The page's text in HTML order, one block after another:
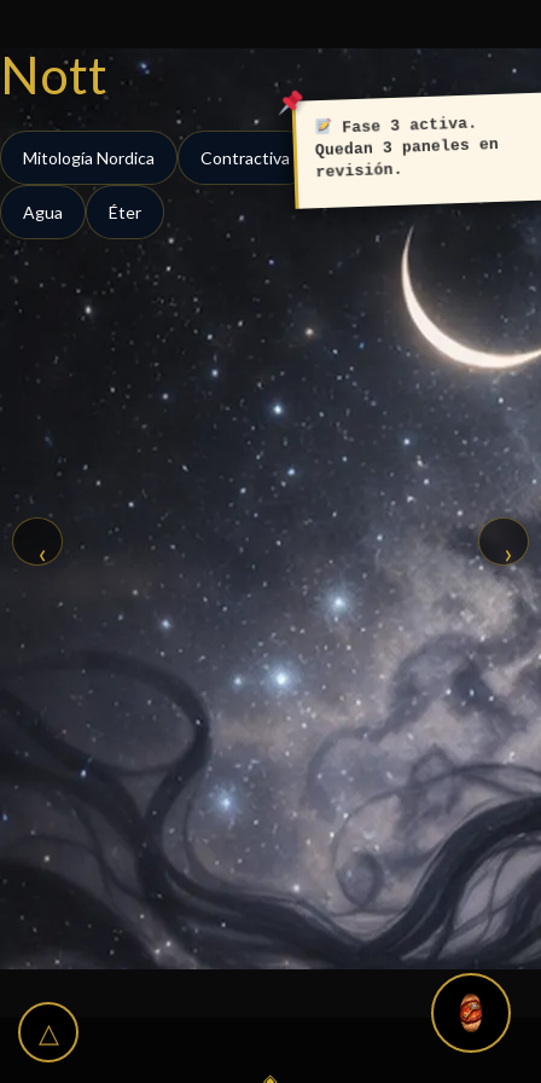
contenido
‹ ›
Nott
Mitología Nordica Contractiva Estable Liminal
Agua Éter
Fase 3 activa.
Quedan 3 paneles en
revisión.
△